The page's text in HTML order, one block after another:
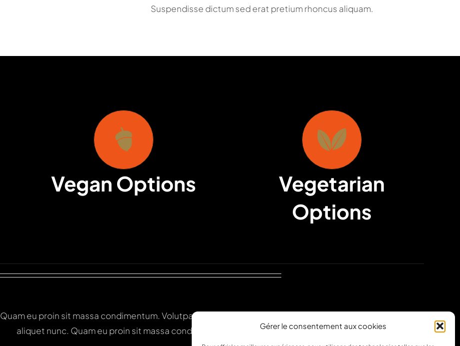
Gérer le consentement aux cookies
Suspendisse dictum sed erat pretium rhoncus aliquam.
Vegan Options
Vegetarian
Options
Quam eu proin sit massa condimentum. Volutpat non pulvinar
aliquet nunc. Quam eu proin sit massa condimentum.